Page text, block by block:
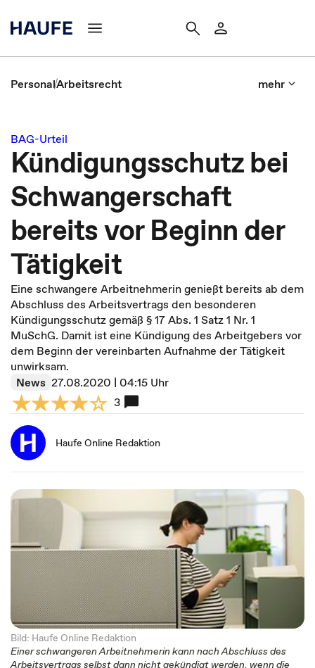
PersonalArbeitsrecht mehr
BAG-Urteil
Kündigungsschutz bei
Schwangerschaft
bereits vor Beginn der
Tätigkeit
Eine schwangere Arbeitnehmerin genießt bereits ab dem
Abschluss des Arbeitsvertrags den besonderen
Kündigungsschutz gemäß § 17 Abs. 1 Satz 1 Nr. 1
MuSchG. Damit ist eine Kündigung des Arbeitgebers vor
dem Beginn der vereinbarten Aufnahme der Tätigkeit
unwirksam.
News 27.08.2020 | 04:15 Uhr
3
Haufe Online Redaktion
Bild: Haufe Online Redaktion
Einer schwangeren Arbeitnehmerin kann nach Abschluss des
Arbeitsvertrags selbst dann nicht gekündigt werden, wenn die